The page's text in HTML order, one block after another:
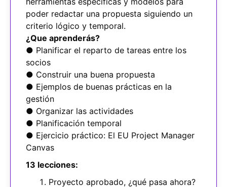
poder redactar una propuesta siguiendo un
criterio lógico y temporal.
¿Que aprenderás?
● Planificar el reparto de tareas entre los
socios
● Construir una buena propuesta
● Ejemplos de buenas prácticas en la
gestión
● Organizar las actividades
● Planificación temporal
● Ejercicio práctico: El EU Project Manager
Canvas
13 lecciones:
Proyecto aprobado, ¿qué pasa ahora?